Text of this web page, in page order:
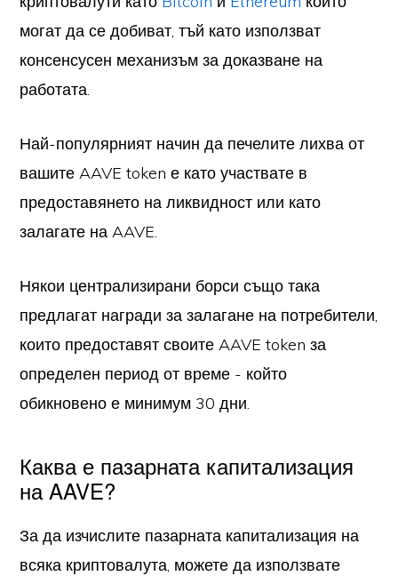
могат да се добиват, тъй като използват
консенсусен механизъм за доказване на
работата.
Най-популярният начин да печелите лихва от
вашите AAVE token е като участвате в
предоставянето на ликвидност или като
залагате на AAVE.
Някои централизирани борси също така
предлагат награди за залагане на потребители,
които предоставят своите AAVE token за
определен период от време - който
обикновено е минимум 30 дни.
Каква е пазарната капитализация
на AAVE?
За да изчислите пазарната капитализация на
всяка криптовалута, можете да използвате